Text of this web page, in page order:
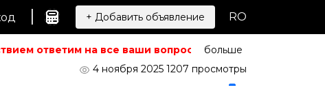
| + Добавить объявление RO
ответим на все ваши вопросы. Не можете найти то,
больше
4 ноября 2025 1207 просмотры